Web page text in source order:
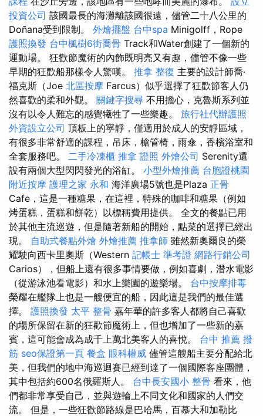
投資公司 該國最長的海灘離該國很遠，儘管二十八公里的
Doñana受到限制。 外燴擺盤 台中spa Minigolff，Rope
護照換發 台中楓樹6街喬骨 Track和Water創建了一個新的
運動場。 狂歡節魔術的內飾既明亮又有趣，儘管不像一些
早期的狂歡船那樣令人驚嘆。 推拿 整復 主要的設計師喬·
福克斯（Joe 北區按摩 Farcus）似乎選擇了狂歡節客人仍
然喜歡的柔和外觀。 關鍵字搜尋 不用擔心，克魯斯系列並
沒有以令人難忘的感覺犧牲了一些樂趣。 旅行社代辦護照
外資設立公司 頂板上的寧靜，僅適用於成人的安靜區域，
有很多非常舒適的課程，吊床，槍管椅，雨傘，香檳浴室和
全套服務吧。 二手冷凍櫃 推拿 證照 外燴公司 Serenity還
設有兩個大型閃閃發光的浴缸。 小型外燴推薦 台胞證桃園
附近按摩 護理之家 永和 海洋廣場5號也是Plaza 正骨
Cafe，這是一種糖果，在這裡，特殊的咖啡和糖果（例如
烤蛋糕，蛋糕和餅乾）以標稱費用提供。 全文的餐點已用
於其他主流巡遊，但是隨著新船的開始，點菜的選擇已經出
現。 自助式餐點外燴 外燴推薦 推拿師 雖然新奧爾良的榮
耀駛向西卡里奧斯（Western 記帳士 準考證 網路行銷公司
Carios），但船上還有很多事情要做，例如喜劇，潛水電影
（從游泳池看電影）和水上樂園的遊樂場。 台中按摩排毒
榮耀在艦隊上也是一艘便宜的船，因此這是我們的最佳選
擇。 護照換發 太平 整骨 嘉年華的許多客人都將自己喜歡
的場所保留在新的狂歡節魔術上，但也增加了一些新的嘉
賓，這可能會成為成千上萬北美客人的喜悅。 台中 推薦 撥
筋 seo保證第一頁 餐盒 眼科權威 儘管這艘船主要分配給北
美，但我們的地中海巡迴賽已經到達了一個國際客座團體，
其中包括約600名俄羅斯人。 台中長安國小 整骨 看來，他
們都非常享受自己，並與遊輪上不同文化和國家的人們交
流。 但是，一些狂歡節路線是巴哈馬，百慕大和加勒比